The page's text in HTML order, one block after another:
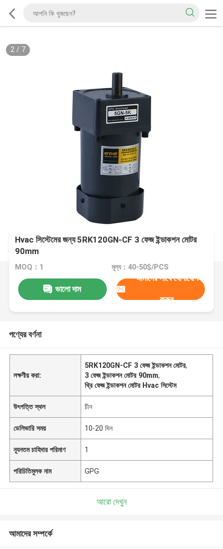
2/ 7
Hvac সিস্টেমের জন্য 5RK120GN-CF 3 ফেজ ইন্ডাকশন মোটর
90mm
MOQ：1 মূল্য：40-50$/PCS
ভালো দাম
আমাদের সাথে যোগাযোগ
করুন
পণ্যের বর্ণনা
লক্ষণীয় করা:
5RK120GN-CF 3 ফেজ ইন্ডাকশন মোটর,
3 ফেজ ইন্ডাকশন মোটর 90mm,
থ্রি ফেজ ইন্ডাকশন মোটর Hvac সিস্টেম
উৎপত্তি স্থল চীন
ডেলিভারি সময় 10-20 দিন
ন্যূনতম চাহিদার পরিমাণ 1
পরিচিতিমুলক নাম GPG
আরো দেখুন
আমাদের সম্পর্কে